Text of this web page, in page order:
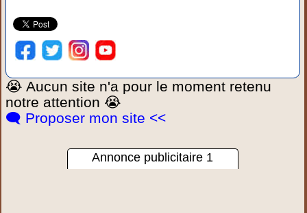
😭 Aucun site n'a pour le moment retenu
notre attention 😭
🗨️ Proposer mon site <<
Annonce publicitaire 1